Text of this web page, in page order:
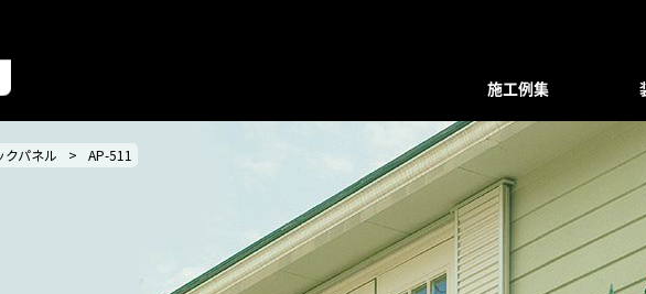
施工例集
面格子・ルーバー
バルコニー手摺
プレバイン
ハンマー
ユニットタ
装飾デザインシリーズ
プレバインシリーズ
ハンマード・デザイン
ユニットタイプ
クパネル AP-511